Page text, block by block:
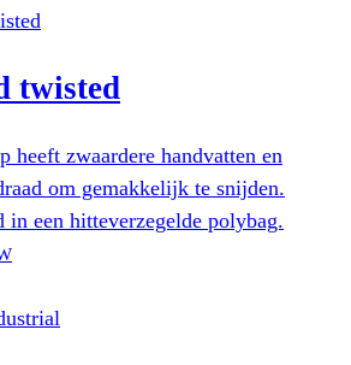
twisted
heeft zwaardere handvatten en
om gemakkelijk te snijden.
in een hitteverzegelde polybag.